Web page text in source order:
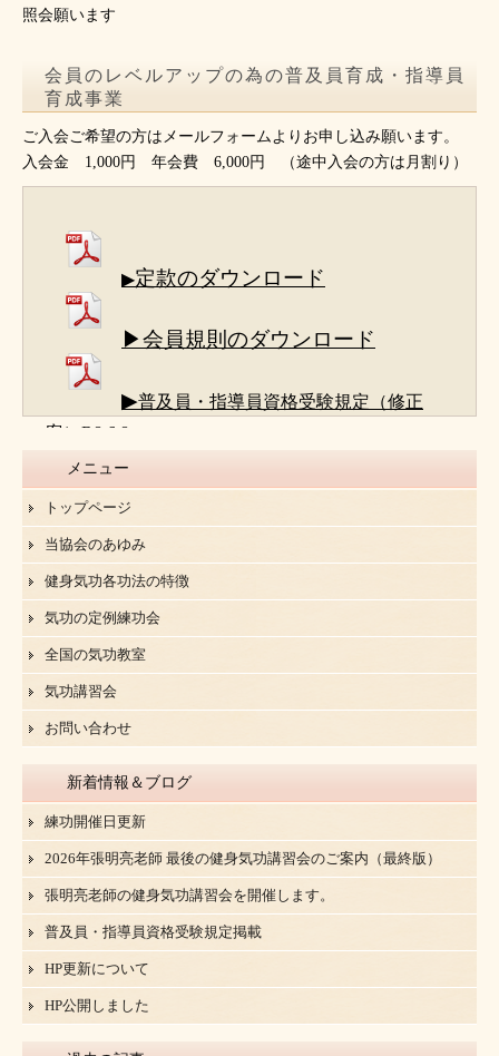
照会願います
会員のレベルアップの為の普及員育成・指導員
育成事業
ご入会ご希望の方はメールフォームよりお申し込み願います。
入会金 1,000円 年会費 6,000円 （途中入会の方は月割り）
▶定款のダウンロード
▶会員規則のダウンロード
▶普及員・指導員資格受験規定（修正
案）R8.6.8
メニュー
トップページ
当協会のあゆみ
健身気功各功法の特徴
気功の定例練功会
全国の気功教室
気功講習会
お問い合わせ
新着情報＆ブログ
練功開催日更新
2026年張明亮老師 最後の健身気功講習会のご案内（最終版）
張明亮老師の健身気功講習会を開催します。
普及員・指導員資格受験規定掲載
HP更新について
HP公開しました